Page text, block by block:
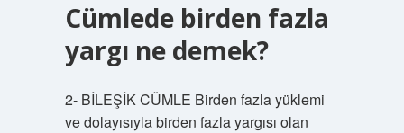
Cümlede birden fazla
yargı ne demek?
2- BİLEŞİK CÜMLE Birden fazla yüklemi
ve dolayısıyla birden fazla yargısı olan